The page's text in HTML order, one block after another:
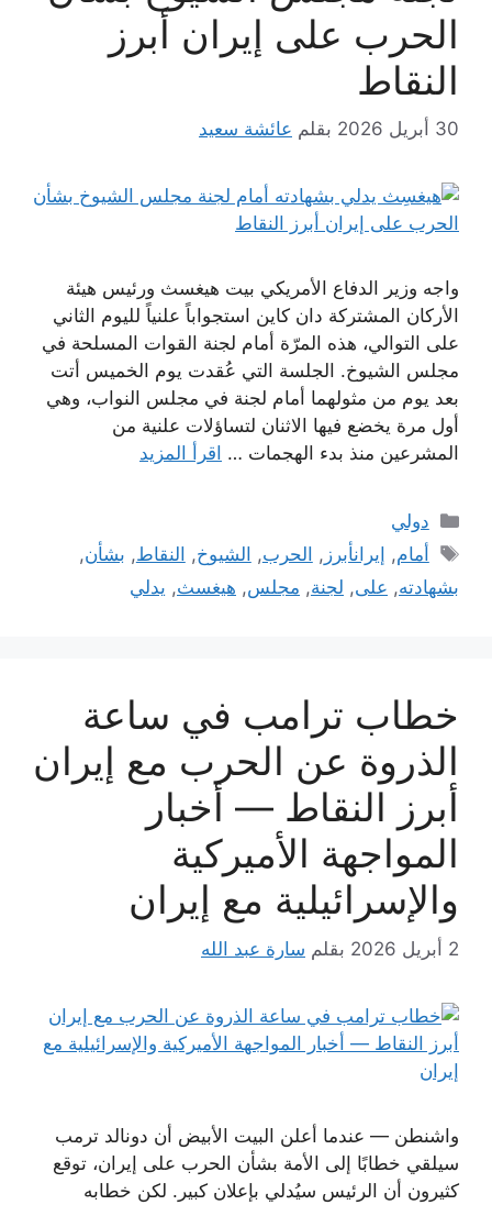
الحرب على إيران أبرز
النقاط
30 أبريل 2026 بقلم عائشة سعيد
واجه وزير الدفاع الأمريكي بيت هيغسث ورئيس هيئة
الأركان المشتركة دان كاين استجواباً علنياً لليوم الثاني
على التوالي، هذه المرّة أمام لجنة القوات المسلحة في
مجلس الشيوخ. الجلسة التي عُقدت يوم الخميس أتت
بعد يوم من مثولهما أمام لجنة في مجلس النواب، وهي
أول مرة يخضع فيها الاثنان لتساؤلات علنية من
المشرعين منذ بدء الهجمات … اقرأ المزيد
التصنيفات
دولي
الوسوم
أمام, إيرانأبرز , الحرب, الشيوخ, النقاط, بشأن,
بشهادته, على, لجنة, مجلس, هيغسث, يدلي
خطاب ترامب في ساعة
الذروة عن الحرب مع إيران
أبرز النقاط — أخبار
المواجهة الأميركية
والإسرائيلية مع إيران
2 أبريل 2026 بقلم سارة عبد الله
واشنطن — عندما أعلن البيت الأبيض أن دونالد ترمب
سيلقي خطابًا إلى الأمة بشأن الحرب على إيران، توقع
كثيرون أن الرئيس سيُدلي بإعلان كبير. لكن خطابه